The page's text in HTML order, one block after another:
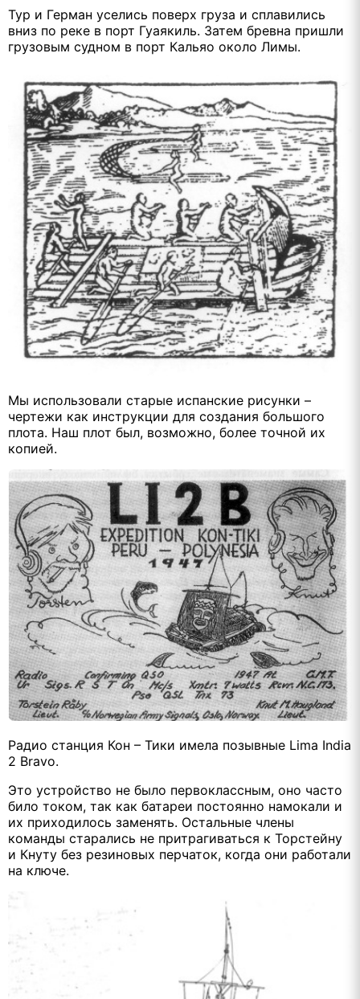
Тур и Герман уселись поверх груза и сплавились
вниз по реке в порт Гуаякиль. Затем бревна пришли
грузовым судном в порт Кальяо около Лимы.
Мы использовали старые испанские рисунки –
чертежи как инструкции для создания большого
плота. Наш плот был, возможно, более точной их
копией.
Радио станция Кон – Тики имела позывные Lima India
2 Bravo.
Это устройство не было первоклассным, оно часто
било током, так как батареи постоянно намокали и
их приходилось заменять. Остальные члены
команды старались не притрагиваться к Торстейну
и Кнуту без резиновых перчаток, когда они работали
на ключе.